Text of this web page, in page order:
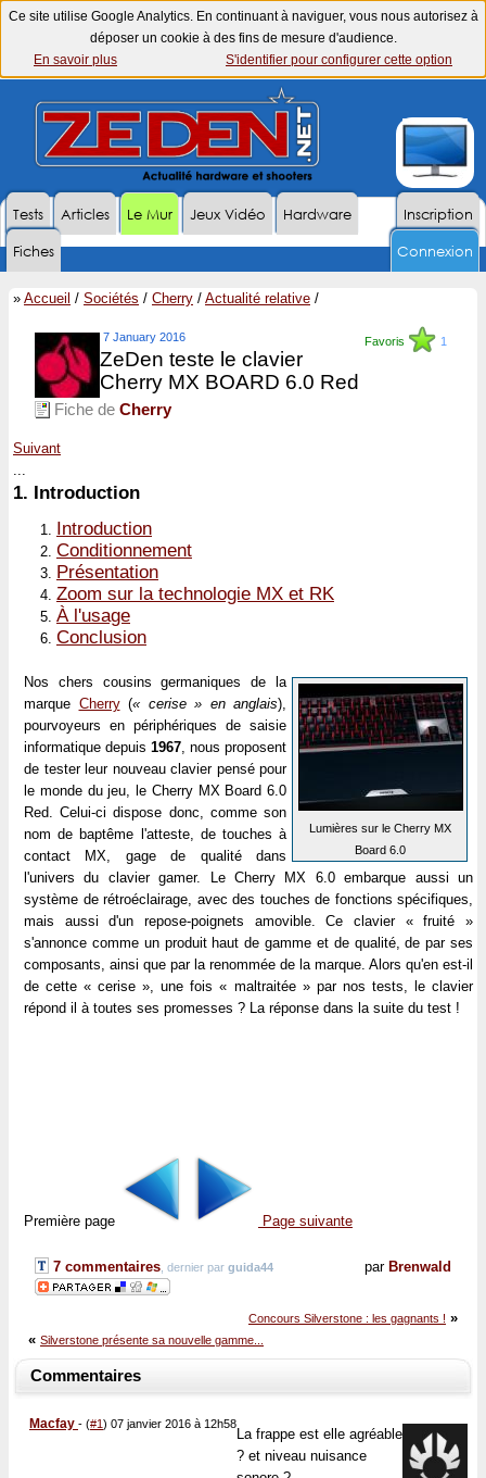
Ce site utilise Google Analytics. En continuant à naviguer, vous nous autorisez à
déposer un cookie à des fins de mesure d'audience.
En savoir plus
S'identifier pour configurer cette option
Inscription
Tests Articles Le Mur Jeux Vidéo
Hardware
Fiches
Connexion
» Accueil / Sociétés / Cherry / Actualité relative /
1
Favoris
7 January 2016
ZeDen teste le clavier
Cherry MX BOARD 6.0 Red
Fiche de Cherry
Suivant
...
1. Introduction
Introduction
Conditionnement
Présentation
Zoom sur la technologie MX et RK
À l'usage
Conclusion
Lumières sur le Cherry MX
Board 6.0
Nos chers cousins germaniques de la
marque Cherry(« cerise » en anglais),
pourvoyeurs en périphériques de saisie
informatique depuis 1967 , nous proposent
de tester leur nouveau clavier pensé pour
le monde du jeu, le Cherry MX Board 6.0
Red. Celui-ci dispose donc, comme son
nom de baptême l'atteste, de touches à
contact MX, gage de qualité dans
l'univers du clavier gamer. Le Cherry MX 6.0 embarque aussi un
système de rétroéclairage, avec des touches de fonctions spécifiques,
mais aussi d'un repose-poignets amovible. Ce clavier « fruité »
s'annonce comme un produit haut de gamme et de qualité, de par ses
composants, ainsi que par la renommée de la marque. Alors qu'en est-il
de cette « cerise », une fois « maltraitée » par nos tests, le clavier
répond il à toutes ses promesses ? La réponse dans la suite du test !
Première page Page suivante
par Brenwald
7 commentaires , dernier par guida44
Concours Silverstone : les gagnants ! »
« Silverstone présente sa nouvelle gamme...
Commentaires
Macfay - (#1) 07 janvier 2016 à 12h58
La frappe est elle agréable
? et niveau nuisance